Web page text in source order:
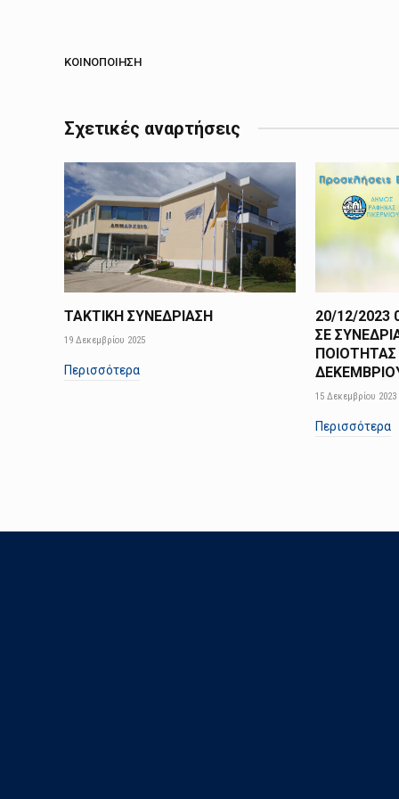
ΚΟΙΝΟΠΟΊΗΣΗ
Σχετικές αναρτήσεις
ΤΑΚΤΙΚΗ ΣΥΝΕΔΡΙΑΣΗ
19 Δεκεμβρίου 2025
Περισσότερα
20/12/2023
ΣΕ
15 Δεκεμβρίου 2023
Περισσότερα